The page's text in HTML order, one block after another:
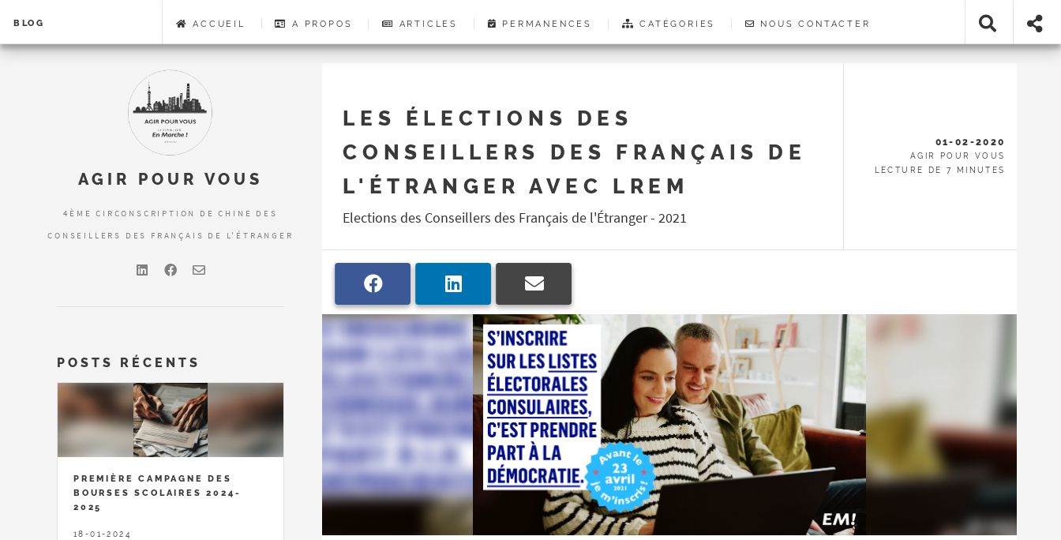
BLOG ACCUEIL A PROPOS ARTICLES PERMANENCES CATÉGORIES NOUS CONTACTER
AGIR POUR VOUS
4ÈME CIRCONSCRIPTION DE CHINE DES
CONSEILLERS DES FRANÇAIS DE L'ÉTRANGER
LES ÉLECTIONS DES
CONSEILLERS DES FRANÇAIS DE
L'ÉTRANGER AVEC LREM
Elections des Conseillers des Français de l'Étranger - 2021
01-02-2020
AGIR POUR VOUS
LECTURE DE 7 MINUTES
POSTS RÉCENTS
PREMIÈRE CAMPAGNE DES
BOURSES SCOLAIRES 2024-
2025
18-01-2024